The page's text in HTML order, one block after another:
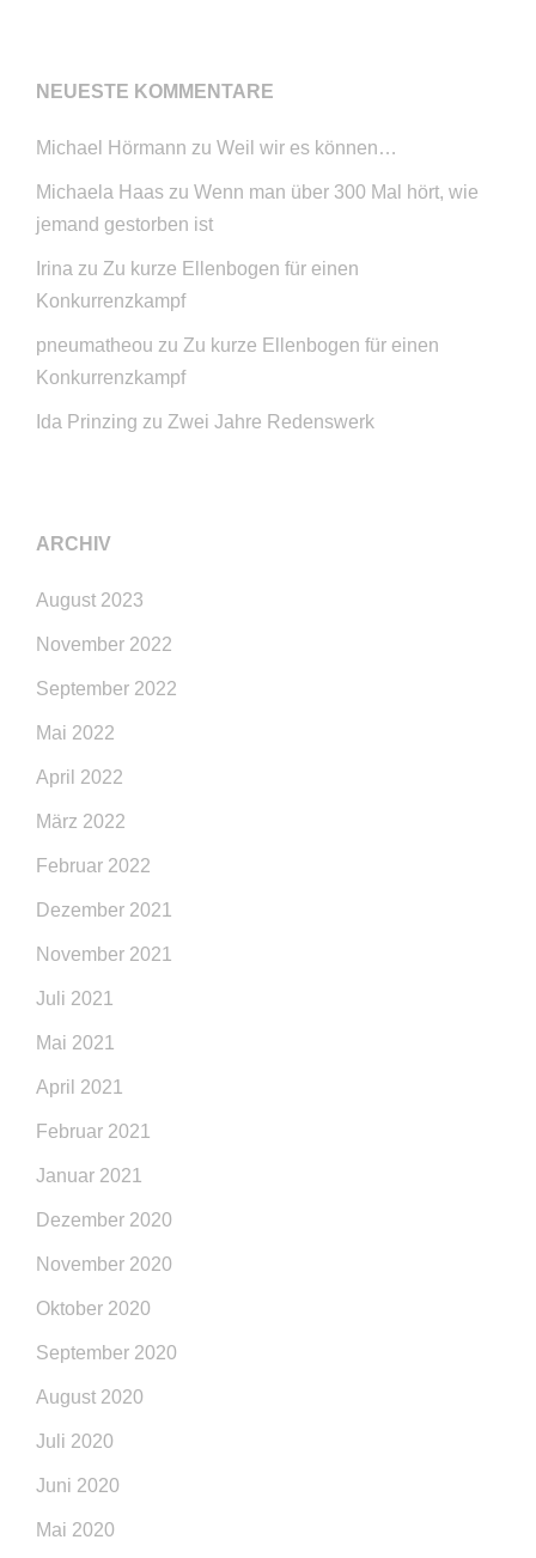
NEUESTE KOMMENTARE
Michael Hörmann zu Weil wir es können…
Michaela Haas zu Wenn man über 300 Mal hört, wie
jemand gestorben ist
Irina zu Zu kurze Ellenbogen für einen
Konkurrenzkampf
pneumatheou zu Zu kurze Ellenbogen für einen
Konkurrenzkampf
Ida Prinzing zu Zwei Jahre Redenswerk
ARCHIV
August 2023
November 2022
September 2022
Mai 2022
April 2022
März 2022
Februar 2022
Dezember 2021
November 2021
Juli 2021
Mai 2021
April 2021
Februar 2021
Januar 2021
Dezember 2020
November 2020
Oktober 2020
September 2020
August 2020
Juli 2020
Juni 2020
Mai 2020